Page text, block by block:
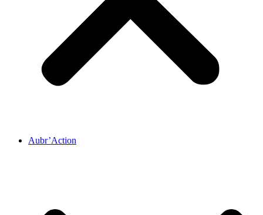
Aubr’Action